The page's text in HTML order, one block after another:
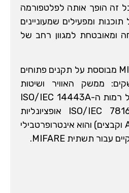
כל זה הופך אותה לפלטפורמה
ומפעילים שמעוניינים
ומאובטחת למגוון רחב של
MIFARE DESFire EV3 מבוססת על תקנים פתוחים
ממשק האוויר ושיטות
הצפנה. הוא עומד בכל רמות ה-ISO/IEC 14443A
ותומך בפקודות ISO/IEC 7816-4 אופציונליות
(תמיכה במבנה APDU וקבצים) והוא אינטרופרטבילי